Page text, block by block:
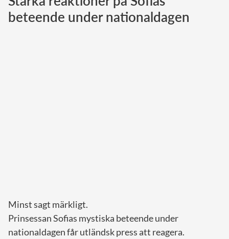
Norska kungahuset
beteende under nationaldagen
Minst sagt märkligt.
Prinsessan Sofias mystiska beteende under
nationaldagen får utländsk press att reagera.